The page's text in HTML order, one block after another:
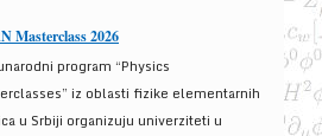
Masterclass 2026
program “Physics
iz oblasti fizike elementarnih
u Srbiji organizuju univerziteti u